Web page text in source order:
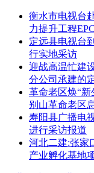
衡水市电视台
力提升工程
定远县电视台
行实地采访
迎战高温忙建
分公司承建的
革命老区焕“
别山革命老区
寿阳县广播电
进行采访报道
河北二建:张家
产业孵化基地